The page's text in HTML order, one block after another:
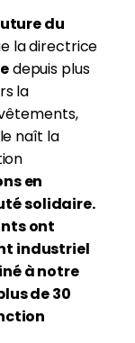
du
la directrice
depuis plus
la
naît la
en
solidaire.
ont
industriel
à notre
de 30